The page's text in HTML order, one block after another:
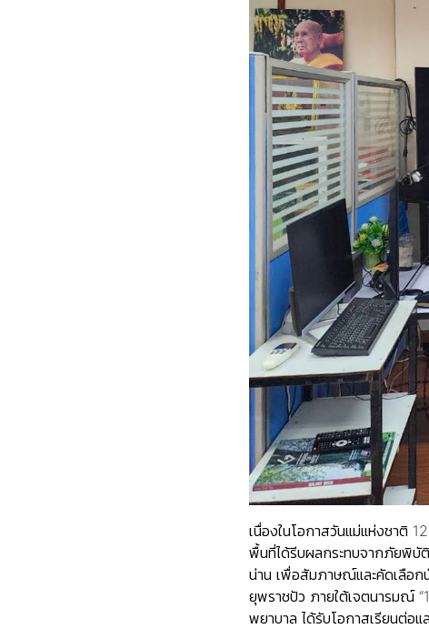
เนื่องในโอกาสวันแม่แห่งชาติ
พื้นที่ได้รีบผลกระทบจากภัยพิบั
น่าน เพื่อสัมภาษณ์และคัดเลือก
ยุพราชปัว ภายใต้เจตนารมณ์
พยาบาล ได้รับโอกาสเรียนต่อ